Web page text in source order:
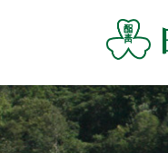
ツ
へ
ス
シ
ョ
ン